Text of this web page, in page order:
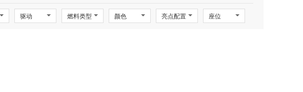
驱动 燃料类型 颜色 亮点配置 座位